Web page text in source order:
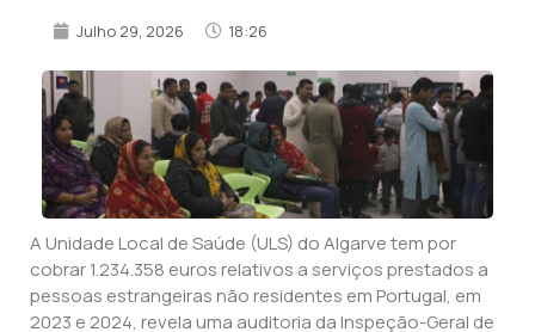
Julho 29, 2026 18:26
A Unidade Local de Saúde (ULS) do Algarve tem por
cobrar 1.234.358 euros relativos a serviços prestados a
pessoas estrangeiras não residentes em Portugal, em
2023 e 2024, revela uma auditoria da Inspeção-Geral de